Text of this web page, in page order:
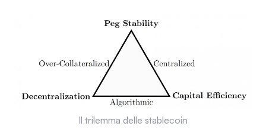
Il trilemma delle stablecoin